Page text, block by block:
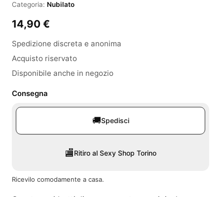
Categoria: Nubilato
14,90 €
Spedizione discreta e anonima
Acquisto riservato
Disponibile anche in negozio
Consegna
🚚Spedisci
🏬Ritiro al Sexy Shop Torino
Ricevilo comodamente a casa.